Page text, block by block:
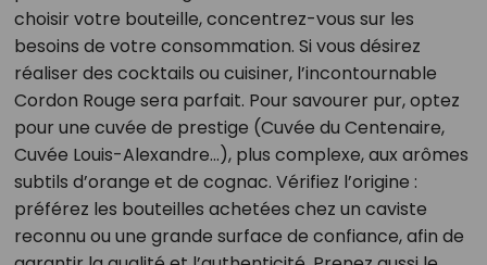
choisir votre bouteille, concentrez-vous sur les
besoins de votre consommation. Si vous désirez
réaliser des cocktails ou cuisiner, l’incontournable
Cordon Rouge sera parfait. Pour savourer pur, optez
pour une cuvée de prestige (Cuvée du Centenaire,
Cuvée Louis-Alexandre…), plus complexe, aux arômes
subtils d’orange et de cognac. Vérifiez l’origine :
préférez les bouteilles achetées chez un caviste
reconnu ou une grande surface de confiance, afin de